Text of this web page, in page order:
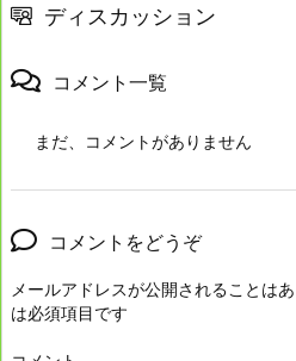
ディスカッション
コメント一覧
まだ、コメントがありません
コメントをどうぞ
メールアドレスが公開されることはあ
は必須項目です